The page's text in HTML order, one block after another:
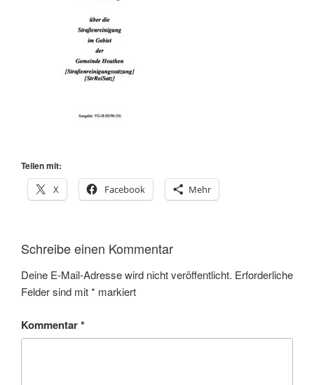
Teilen mit:
X
Facebook Mehr
Schreibe einen Kommentar
Deine E-Mail-Adresse wird nicht veröffentlicht. Erforderliche
Felder sind mit* markiert
Kommentar*